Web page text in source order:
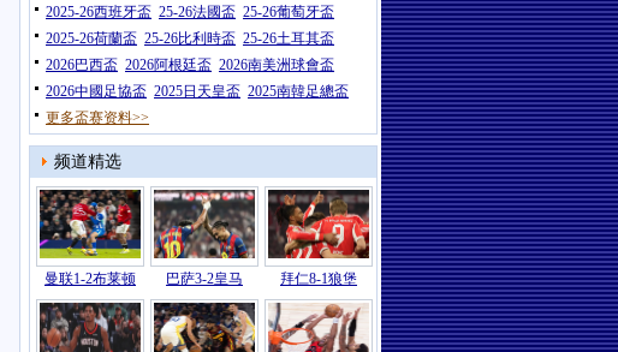
2025-26西班牙盃 25-26法國盃 25-26葡萄牙盃
2025-26荷蘭盃 25-26比利時盃 25-26土耳其盃
2026巴西盃 2026阿根廷盃 2026南美洲球會盃
2026中國足協盃 2025日天皇盃 2025南韓足總盃
更多盃赛资料>>
频道精选
曼联1-2布莱顿 巴萨3-2皇马 拜仁8-1狼堡